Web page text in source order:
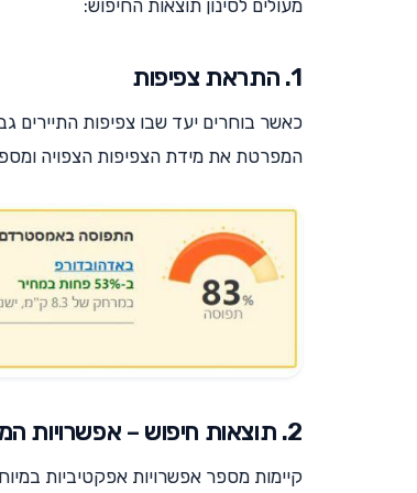
מעולים לסינון תוצאות החיפוש:
1. התראת צפיפות
כאשר בוחרים יעד שבו צפיפות התיירים
המפרטת את מידת הצפיפות הצפויה
2. תוצאות חיפוש – אפשרויות המיון והסינון
קיימות מספר אפשרויות אפקטיביות